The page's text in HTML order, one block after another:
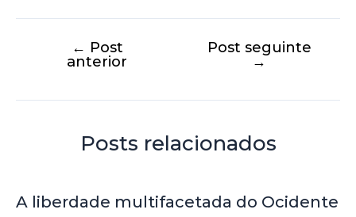
← Post
anterior
Post seguinte
→
Posts relacionados
A liberdade multifacetada do Ocidente